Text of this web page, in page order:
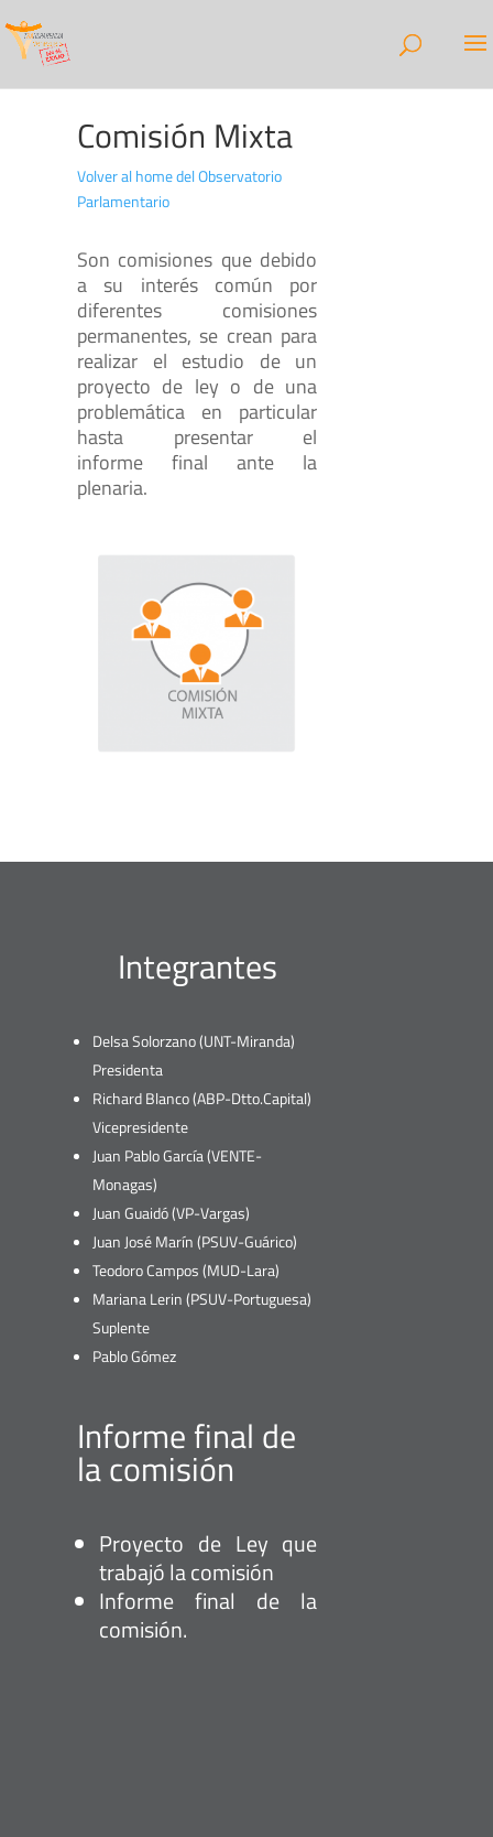
Comisión Mixta
Volver al home del Observatorio
Parlamentario
Son comisiones que debido
a su interés común por
diferentes comisiones
permanentes, se crean para
realizar el estudio de un
proyecto de ley o de una
problemática en particular
hasta presentar el
informe final ante la
plenaria.
Integrantes
Delsa Solorzano (UNT-Miranda)
Presidenta
Richard Blanco (ABP-Dtto.Capital)
Vicepresidente
Juan Pablo García (VENTE-
Monagas)
Juan Guaidó (VP-Vargas)
Juan José Marín (PSUV-Guárico)
Teodoro Campos (MUD-Lara)
Mariana Lerin (PSUV-Portuguesa)
Suplente
Pablo Gómez
Informe final de
la comisión
Proyecto de Ley que
trabajó la comisión
Informe final de la
comisión.